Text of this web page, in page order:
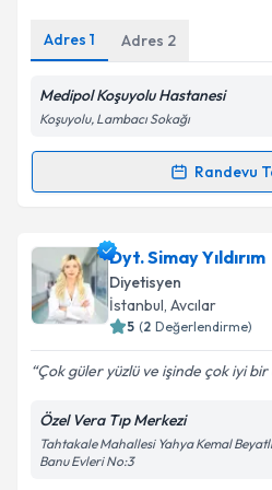
Kişisel verilerimin
kapsamda işlenmesini
Adres 1 Adres 2
Medipol Koşuyolu Hastanesi
Koşuyolu, Lambacı Sokağı
Randevu
Randevu Takvimi
Dyt. Nazlı Aydıniçin
Size bu uzmandan randevu
hazırlandığında e-posta ile
E-posta Adresiniz
Kişisel verilerimin
Metni
Dyt. Simay Yıldırım
Diyetisyen
İstanbul , Avcılar
5 (2 Değerlendirme)
Çok güler yüzlü ve işinde çok iyi
Özel Vera Tıp Merkezi
Tahtakale Mahallesi Yahya Kemal
Banu Evleri No:3